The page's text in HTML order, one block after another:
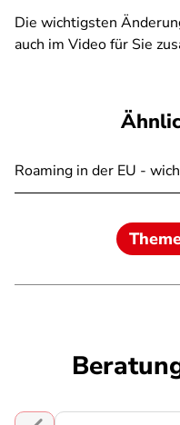
Die wichtigsten
auch im Video für Sie
Roaming in der EU -